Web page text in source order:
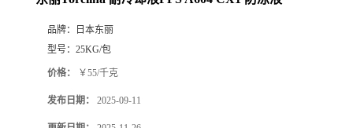
品牌：
日本东丽
型号： 25KG/包
价格： ￥55/千克
发布日期： 2025-09-11